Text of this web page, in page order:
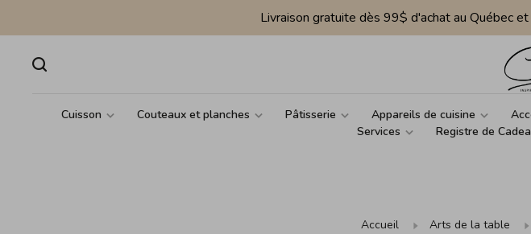
Livraison gratuite dès 99$ d'achat au Québec
Cuisson Couteaux et planches Pâtisserie Appareils de cuisine
Services
Registre de
Accueil Arts de la table